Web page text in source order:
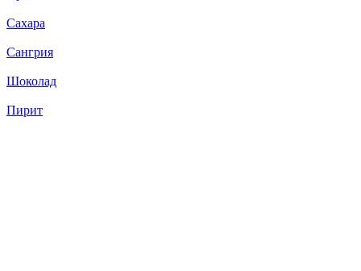
Сахара
Сангрия
Шоколад
Пирит